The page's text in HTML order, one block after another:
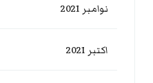
نوامبر 2021
اکتبر 2021